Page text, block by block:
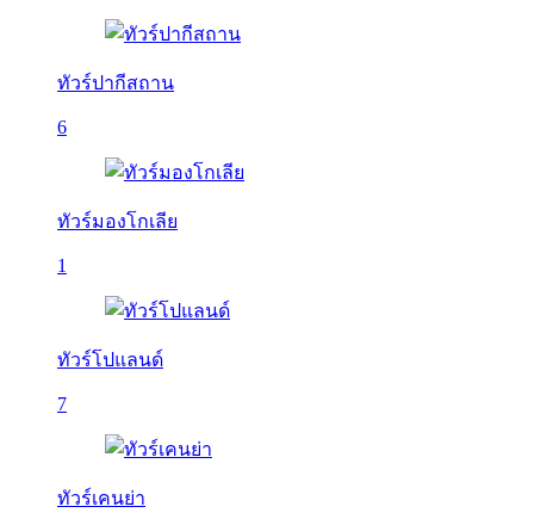
ทัวร์ปากีสถาน
6
ทัวร์มองโกเลีย
1
ทัวร์โปแลนด์
7
ทัวร์เคนย่า